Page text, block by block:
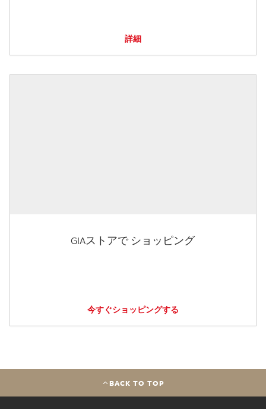
詳細
GIAストアで ショッピング
今すぐショッピングする
BACK TO TOP